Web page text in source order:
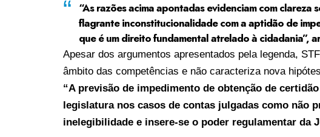
“As razões acima apontadas evidenciam com
flagrante inconstitucionalidade com a aptidão de
que é um direito fundamental atrelado à cidadania”,
Apesar dos argumentos apresentados pela legenda,
âmbito das competências e não caracteriza nova
“A previsão de impedimento de obtenção de
legislatura nos casos de contas julgadas como não
inelegibilidade e insere-se o poder regulamentar da